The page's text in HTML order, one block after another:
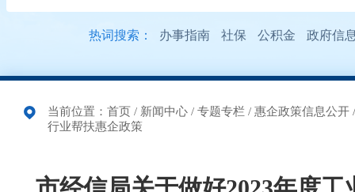
热词搜索： 办事指南 社保 公积金 政府信
当前位置： 首页 / 新闻中心 / 专题专栏 / 惠企政策信息公开
行业帮扶惠企政策